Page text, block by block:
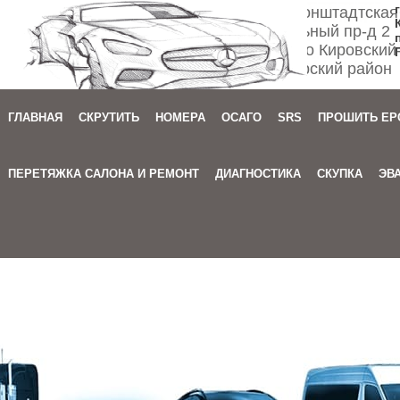
Спб ул.
Мебельный пр-д 2
м. Автово
Приморский район
ГЛАВНАЯ СКРУТИТЬ НОМЕРА ОСАГО SRS ПРОШИТЬ
ПЕРЕТЯЖКА САЛОНА И РЕМОНТ ДИАГНОСТИКА СКУПКА